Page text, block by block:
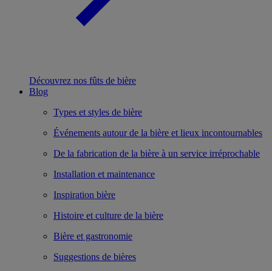
Découvrez nos fûts de bière
Blog
Types et styles de bière
Événements autour de la bière et lieux incontournables
De la fabrication de la bière à un service irréprochable
Installation et maintenance
Inspiration bière
Histoire et culture de la bière
Bière et gastronomie
Suggestions de bières